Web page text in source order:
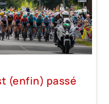
(enfin) passé